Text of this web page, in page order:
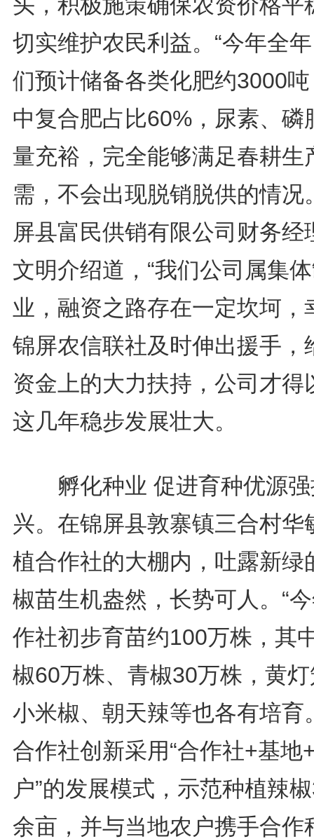
切实维护农民利益。“今年全
们预计储备各类化肥约3000
中复合肥占比60%，尿素、磷
量充裕，完全能够满足春耕生
需，不会出现脱销脱供的情况
屏县富民供销有限公司财务经
文明介绍道，“我们公司属集
业，融资之路存在一定坎坷，
锦屏农信联社及时伸出援手，
资金上的大力扶持，公司才得
这几年稳步发展壮大。
孵化种业 促进育种优源强
兴。在锦屏县敦寨镇三合村华
植合作社的大棚内，吐露新绿
椒苗生机盎然，长势可人。“
作社初步育苗约100万株，其
椒60万株、青椒30万株，黄
小米椒、朝天辣等也各有培育
合作社创新采用“合作社+基地
户”的发展模式，示范种植辣
余亩，并与当地农户携手合作